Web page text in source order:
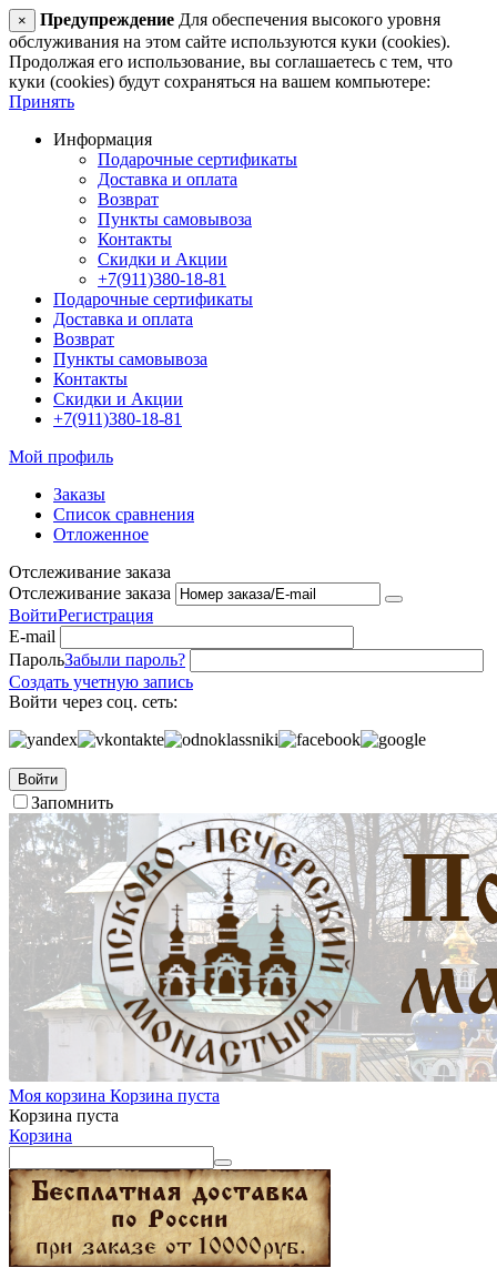
× Предупреждение Для обеспечения высокого уровня
обслуживания на этом сайте используются куки (cookies).
Продолжая его использование, вы соглашаетесь с тем, что
куки (cookies) будут сохраняться на вашем компьютере:
Принять
Информация
Подарочные сертификаты
Доставка и оплата
Возврат
Пункты самовывоза
Контакты
Скидки и Акции
+7(911)380-18-81
Подарочные сертификаты
Доставка и оплата
Возврат
Пункты самовывоза
Контакты
Скидки и Акции
+7(911)380-18-81
Мой профиль
Заказы
Список сравнения
Отложенное
Отслеживание заказа
Отслеживание заказа
ВойтиРегистрация
E-mail
ПарольЗабыли пароль?
Создать учетную запись
Войти через соц. сеть:
Войти
Запомнить
Моя корзина Корзина пуста
Корзина пуста
Корзина